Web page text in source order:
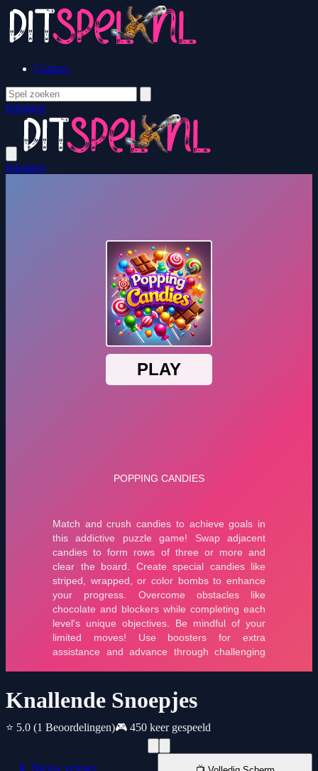
Contact
Inloggen
Inloggen
Knallende Snoepjes
⭐ 5.0 (1 Beoordelingen)🎮 450 keer gespeeld
📱 Nieuw venster